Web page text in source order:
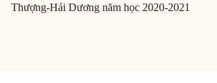
Thượng-Hải Dương năm học 2020-2021